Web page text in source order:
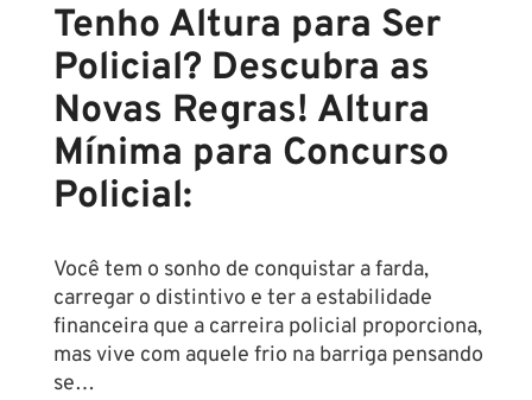
Tenho Altura para Ser
Policial? Descubra as
Novas Regras! Altura
Mínima para Concurso
Policial:
Você tem o sonho de conquistar a farda,
carregar o distintivo e ter a estabilidade
financeira que a carreira policial proporciona,
mas vive com aquele frio na barriga pensando
se…